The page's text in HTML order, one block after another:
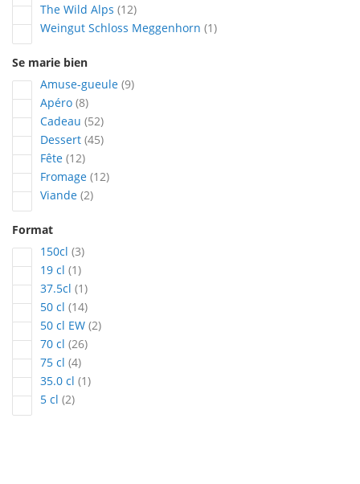
The Wild Alps 12articles
Weingut Schloss Meggenhorn 1article
Se marie bien
Amuse-gueule 9articles
Apéro 8articles
Cadeau 52articles
Dessert 45articles
Fête 12articles
Fromage 12articles
Viande 2articles
Format
150cl 3articles
19 cl 1article
37.5cl 1article
50 cl 14articles
50 cl EW 2articles
70 cl 26articles
75 cl 4articles
35.0 cl 1article
5 cl 2articles